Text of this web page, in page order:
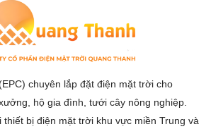
chuyên lắp đặt điện mặt trời cho
hộ gia đình, tưới cây nông nghiệp.
thiết bị điện mặt trời khu vực miền Trung và